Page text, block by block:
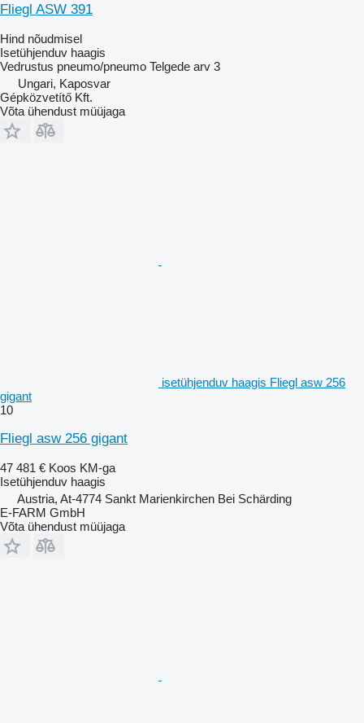
Fliegl ASW 391
Hind nõudmisel
Isetühjenduv haagis
Vedrustus pneumo/pneumo Telgede arv 3
Ungari, Kaposvar
Gépközvetítő Kft.
Võta ühendust müüjaga
isetühjenduv haagis Fliegl asw 256
gigant
10
Fliegl asw 256 gigant
47 481 € Koos KM-ga
Isetühjenduv haagis
Austria, At-4774 Sankt Marienkirchen Bei Schärding
E-FARM GmbH
Võta ühendust müüjaga